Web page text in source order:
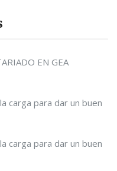
EN GEA
carga para dar un buen
carga para dar un buen